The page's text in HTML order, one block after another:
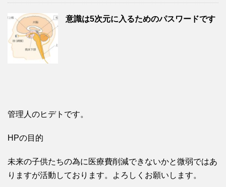
意識は5次元に入るためのパスワードです
管理人のヒデトです。
HPの目的
未来の子供たちの為に医療費削減できないかと微弱ではあ
りますが活動しております。よろしくお願いします。